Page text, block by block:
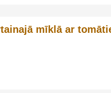
mīklā ar